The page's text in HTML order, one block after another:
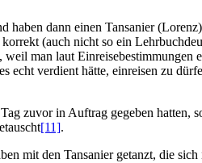
dann einen Tansanier
(auch nicht so ein
man laut
verdient hätte, einreisen zu
zuvor in Auftrag gegeben hatten,
[11].
mit den Tansanier getanzt, die